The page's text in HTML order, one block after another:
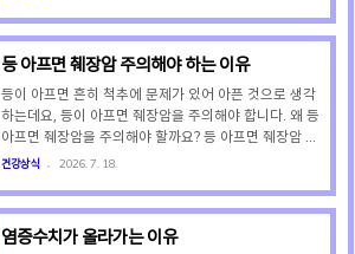
동반되는 ..
거나 푸르게 변하며, 만졌을 때 뜨끈한 열감이 느껴집니
만 눈에 띄게 부어오르며, 팔을 움직일 때 욱신거리거나
무겁고 뻐근한 통증이 지속됩니다. 또 피부 표면의 정맥
혈관이 평소보다 굵게 튀어나와 보일 수 있습니다. ③ 폐
에 혈전이 생길 때특별한 이유 없이 갑자기 숨이 차고 가
빠지며, 숨을 깊게 들이쉬거나 기침할 때 가슴이 칼로 찌
등 아프면 췌장암 주의해야 하는 이유
등이 아프면 흔히 척추에 문제가 있어 아픈 것으로 생각
하는데요, 등이 아프면 췌장암을 주의해야 합니다. 왜 등
아프면 췌장암을 주의해야 할까요? 등 아프면 췌장암 주
의해야 하는 이유에 대해 설명드리겠습니다.등 통증이 있
장의 뒤쪽에 위치한 장기인데요, 췌장에 종양이 생겨 크
로 번지기 때문입니다. 췌장암으로 인한 등 통증은 등 한
건강상식 2026. 7. 18.
염증수치가 올라가는 이유